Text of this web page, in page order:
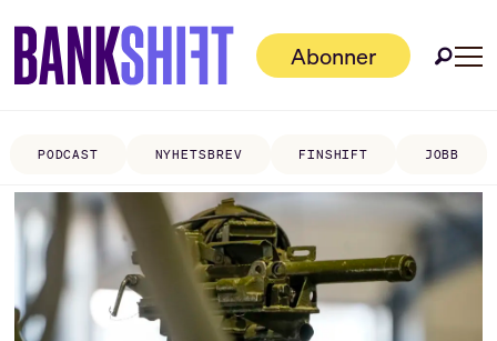
Abonner
PODCAST NYHETSBREV FINSHIFT JOBB
Tag:
nordiske
banker